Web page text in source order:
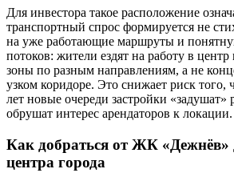
Для инвестора такое расположение
транспортный спрос формируется не
на уже работающие маршруты и
потоков: жители ездят на работу в
зоны по разным направлениям, а не
узком коридоре. Это снижает риск того,
лет новые очереди застройки
обрушат интерес арендаторов к локации.
Как добраться от ЖК «Дежнёв»
центра города